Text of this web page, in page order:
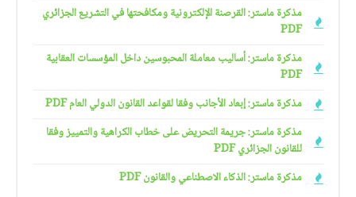
مذكرة ماستر: القرصنة الإلكترونية ومكافحتها في التشريع الجزائري
PDF
مذكرة ماستر: أساليب معاملة المحبوسين داخل المؤسسات العقابية
PDF
مذكرة ماستر: إبعاد الأجانب وفقا لقواعد القانون الدولي العام PDF
مذكرة ماستر: جريمة التحريض على خطاب الكراهية والتمييز وفقا
للقانون الجزائري PDF
مذكرة ماستر: الذكاء الاصطناعي والقانون PDF